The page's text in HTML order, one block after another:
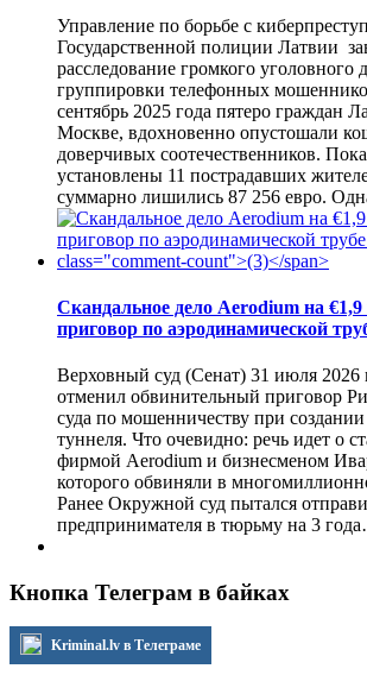
Управление по борьбе с
Государственной полиции Латвии
расследование громкого уголовного
группировки телефонных
сентябрь 2025 года пятеро граждан
Москве, вдохновенно опустошали
доверчивых соотечественников.
установлены 11 пострадавших
суммарно лишились 87 256 евро.
Скандальное дело Aerodium на
приговор по аэродинамической
Верховный суд (Сенат) 31 июля 2026
отменил обвинительный приговор
суда по мошенничеству при создании
туннеля. Что очевидно: речь идет о
фирмой Aerodium и бизнесменом
которого обвиняли в
Ранее Окружной суд пытался
предпринимателя в тюрьму на 3
Кнопка Телеграм в байках
Kriminal.lv в Телеграме